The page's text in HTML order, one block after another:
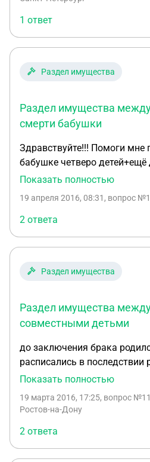
1 ответ
Раздел имущества
Раздел имущества
смерти бабушки
Здравствуйте!!! Помоги мне
бабушке четверо детей+ещё
мы остались без родителей
года назад.В её
две дочери и сын.Старшая
сделала долевые на
двух своих
досталось и плюс нам с
и не хотели нечего.Но
бабушки которая доли
спасибо. минуту назад
Показать полностью
19 апреля 2016, 08:31 , вопрос
2 ответа
Раздел имущества
Раздел имущества
совместными детьми
до заключения брака
расписались в последствии
родился еще один ребенок
бывшая жена и взрослые
Показать полностью
19 марта 2016, 17:25, вопрос
Ростов-на-Дону
2 ответа